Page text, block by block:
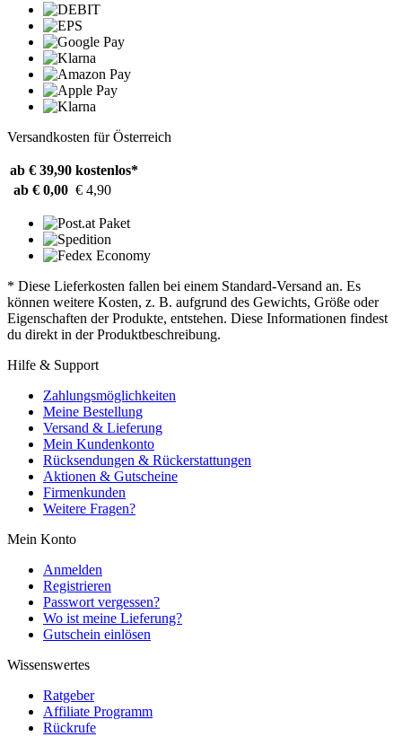
Versandkosten für Österreich
ab € 39,90 kostenlos*
ab € 0,00 € 4,90
* Diese Lieferkosten fallen bei einem Standard-Versand an. Es
können weitere Kosten, z. B. aufgrund des Gewichts, Größe oder
Eigenschaften der Produkte, entstehen. Diese Informationen findest
du direkt in der Produktbeschreibung.
Hilfe & Support
Zahlungsmöglichkeiten
Meine Bestellung
Versand & Lieferung
Mein Kundenkonto
Rücksendungen & Rückerstattungen
Aktionen & Gutscheine
Firmenkunden
Weitere Fragen?
Mein Konto
Anmelden
Registrieren
Passwort vergessen?
Wo ist meine Lieferung?
Gutschein einlösen
Wissenswertes
Ratgeber
Affiliate Programm
Rückrufe